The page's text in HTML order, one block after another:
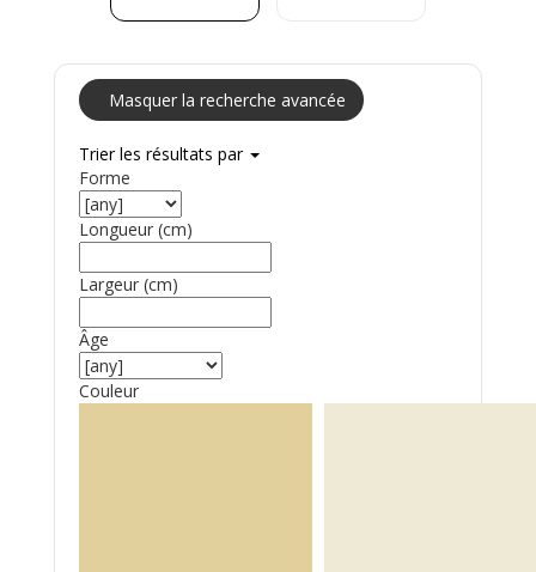
Masquer la recherche avancée
Trier les résultats par
Forme
Longueur (cm)
Largeur (cm)
Âge
Couleur